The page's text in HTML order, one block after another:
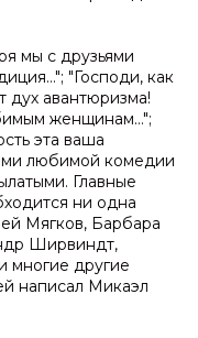
мы с друзьями
"Господи, как
дух авантюризма!
женщинам…";
эта ваша
любимой комедии
Главные
ни одна
Мягков, Барбара
Ширвиндт,
многие другие
написал Микаэл